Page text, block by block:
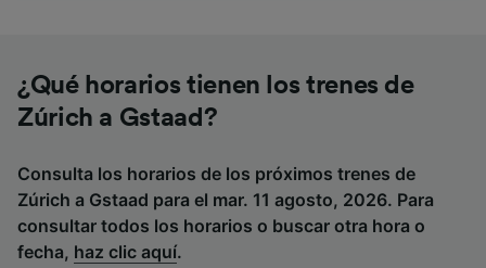
¿Qué horarios tienen los trenes de
Zúrich a Gstaad?
Consulta los horarios de los próximos trenes de
Zúrich a Gstaad para el mar. 11 agosto, 2026. Para
consultar todos los horarios o buscar otra hora o
fecha, haz clic aquí.